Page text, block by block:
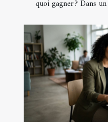
quoi gagner ? Dans